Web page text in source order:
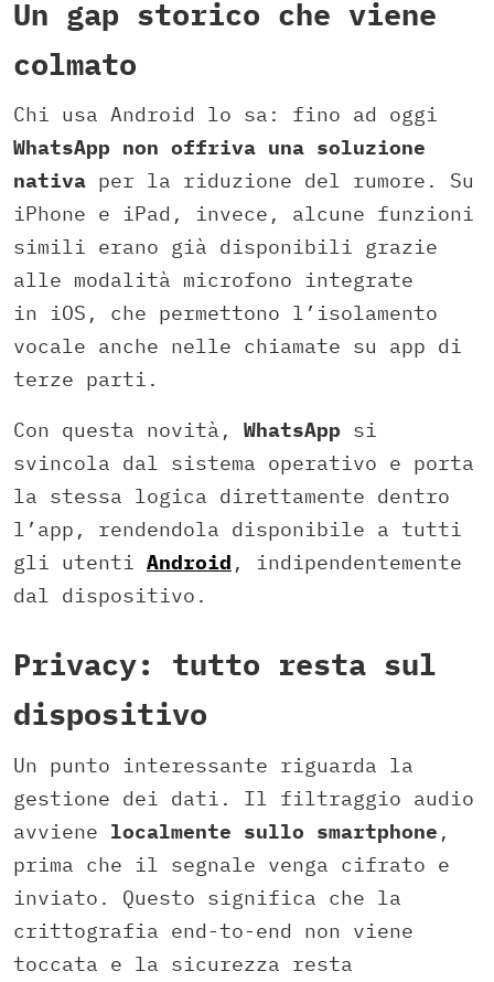
Un gap storico che viene
colmato
Chi usa Android lo sa: fino ad oggi
WhatsApp non offriva una soluzione
nativa per la riduzione del rumore. Su
iPhone e iPad, invece, alcune funzioni
simili erano già disponibili grazie
alle modalità microfono integrate
in iOS, che permettono l’isolamento
vocale anche nelle chiamate su app di
terze parti.
Con questa novità, WhatsApp si
svincola dal sistema operativo e porta
la stessa logica direttamente dentro
l’app, rendendola disponibile a tutti
gli utenti Android , indipendentemente
dal dispositivo.
Privacy: tutto resta sul
dispositivo
Un punto interessante riguarda la
gestione dei dati. Il filtraggio audio
avviene localmente sullo smartphone ,
prima che il segnale venga cifrato e
inviato. Questo significa che la
crittografia end-to-end non viene
toccata e la sicurezza resta